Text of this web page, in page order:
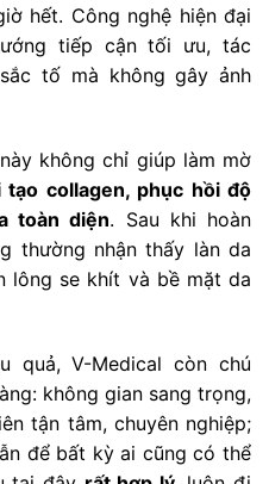
hết. Công nghệ hiện đại
tiếp cận tối ưu, tác
tố mà không gây ảnh
không chỉ giúp làm mờ
tạo collagen, phục hồi độ
toàn diện. Sau khi hoàn
thường nhận thấy làn da
lông se khít và bề mặt da
quả, V-Medical còn chú
không gian sang trọng,
tận tâm, chuyên nghiệp;
để bất kỳ ai cũng có thể